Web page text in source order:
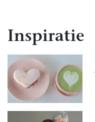
Inspiratie